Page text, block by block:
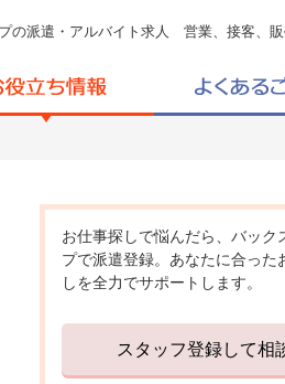
の派遣・アルバイト求人 営業、接客、
お仕事探しで悩んだら、バック
プで派遣登録。あなたに合った
しを全力でサポートします。
スタッフ登録して相